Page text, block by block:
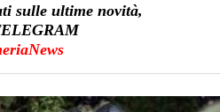
sulle ultime novità,